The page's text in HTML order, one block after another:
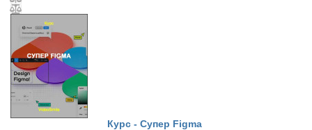
Курс - Супер Figma